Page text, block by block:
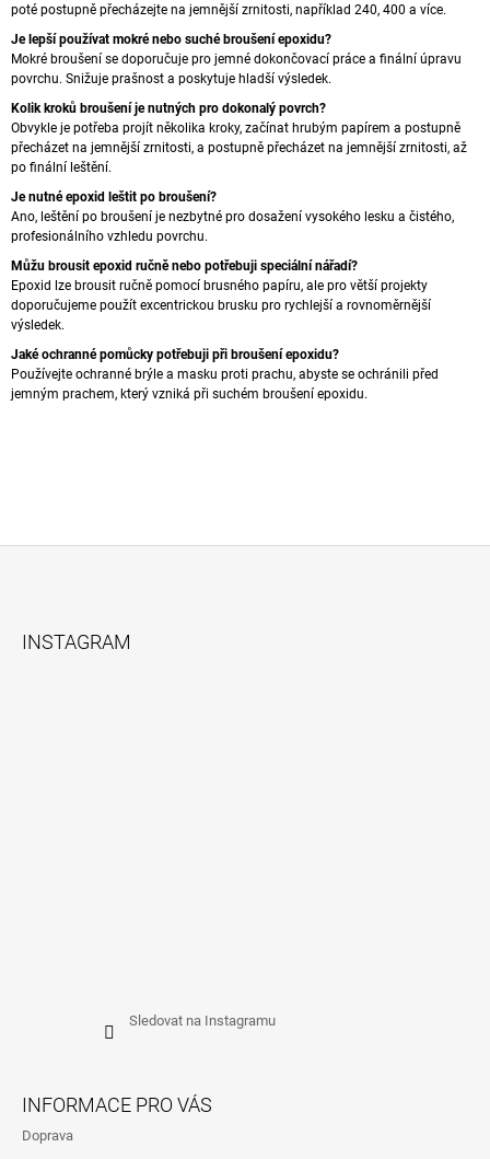
poté postupně přecházejte na jemnější zrnitosti, například 240, 400 a více.
Je lepší používat mokré nebo suché broušení epoxidu?
Mokré broušení se doporučuje pro jemné dokončovací práce a finální úpravu
povrchu. Snižuje prašnost a poskytuje hladší výsledek.
Kolik kroků broušení je nutných pro dokonalý povrch?
Obvykle je potřeba projít několika kroky, začínat hrubým papírem a postupně
přecházet na jemnější zrnitosti, a postupně přecházet na jemnější zrnitosti, až
po finální leštění.
Je nutné epoxid leštit po broušení?
Ano, leštění po broušení je nezbytné pro dosažení vysokého lesku a čistého,
profesionálního vzhledu povrchu.
Můžu brousit epoxid ručně nebo potřebuji speciální nářadí?
Epoxid lze brousit ručně pomocí brusného papíru, ale pro větší projekty
doporučujeme použít excentrickou brusku pro rychlejší a rovnoměrnější
výsledek.
Jaké ochranné pomůcky potřebuji při broušení epoxidu?
Používejte ochranné brýle a masku proti prachu, abyste se ochránili před
jemným prachem, který vzniká při suchém broušení epoxidu.
INSTAGRAM
Sledovat na Instagramu
INFORMACE PRO VÁS
Doprava